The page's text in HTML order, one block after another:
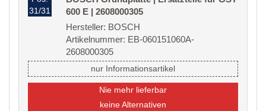
31/31
600 E | 2608000305
Hersteller: BOSCH
Artikelnummer: EB-060151060A-
2608000305
nur Informationsartikel
Nie mehr lieferbar
keine Alternativen